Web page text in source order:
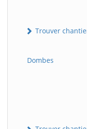
Trouver
Dombes